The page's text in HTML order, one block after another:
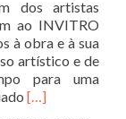
dos artistas
ao INVITRO
à obra e à sua
artístico e de
para uma
Read
[…]